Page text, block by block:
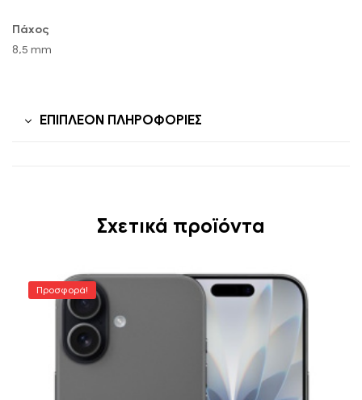
Πάχος
8,5 mm
ΕΠΙΠΛΈΟΝ ΠΛΗΡΟΦΟΡΊΕΣ
Σχετικά προϊόντα
Προσφορά!